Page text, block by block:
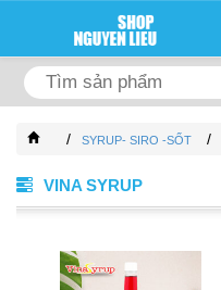
/ SYRUP- SIRO -SỐT /
VINA SYRUP